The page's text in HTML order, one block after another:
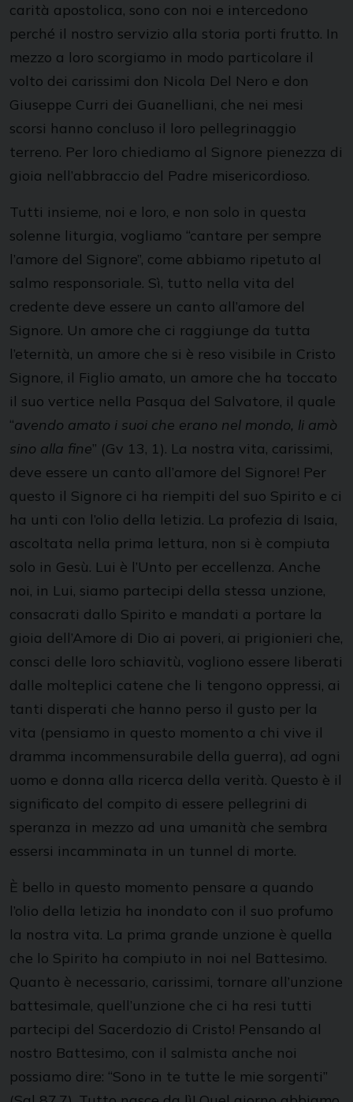
carità apostolica, sono con noi e intercedono
perché il nostro servizio alla storia porti frutto. In
mezzo a loro scorgiamo in modo particolare il
volto dei carissimi don Nicola Del Nero e don
Giuseppe Curri dei Guanelliani, che nei mesi
scorsi hanno concluso il loro pellegrinaggio
terreno. Per loro chiediamo al Signore pienezza di
gioia nell’abbraccio del Padre misericordioso.
Tutti insieme, noi e loro, e non solo in questa
solenne liturgia, vogliamo “cantare per sempre
l’amore del Signore”, come abbiamo ripetuto al
salmo responsoriale. Sì, tutto nella vita del
credente deve essere un canto all’amore del
Signore. Un amore che ci raggiunge da tutta
l’eternità, un amore che si è reso visibile in Cristo
Signore, il Figlio amato, un amore che ha toccato
il suo vertice nella Pasqua del Salvatore, il quale
“avendo amato i suoi che erano nel mondo, li amò
sino alla fine” (Gv 13, 1). La nostra vita, carissimi,
deve essere un canto all’amore del Signore! Per
questo il Signore ci ha riempiti del suo Spirito e ci
ha unti con l’olio della letizia. La profezia di Isaia,
ascoltata nella prima lettura, non si è compiuta
solo in Gesù. Lui è l’Unto per eccellenza. Anche
noi, in Lui, siamo partecipi della stessa unzione,
consacrati dallo Spirito e mandati a portare la
gioia dell’Amore di Dio ai poveri, ai prigionieri che,
consci delle loro schiavitù, vogliono essere liberati
dalle molteplici catene che li tengono oppressi, ai
tanti disperati che hanno perso il gusto per la
vita (pensiamo in questo momento a chi vive il
dramma incommensurabile della guerra), ad ogni
uomo e donna alla ricerca della verità. Questo è il
significato del compito di essere pellegrini di
speranza in mezzo ad una umanità che sembra
essersi incamminata in un tunnel di morte.
È bello in questo momento pensare a quando
l’olio della letizia ha inondato con il suo profumo
la nostra vita. La prima grande unzione è quella
che lo Spirito ha compiuto in noi nel Battesimo.
Quanto è necessario, carissimi, tornare all’unzione
battesimale, quell’unzione che ci ha resi tutti
partecipi del Sacerdozio di Cristo! Pensando al
nostro Battesimo, con il salmista anche noi
possiamo dire: “Sono in te tutte le mie sorgenti”